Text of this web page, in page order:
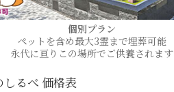
個別プラン
ペットを含め最大3霊まで埋葬可能
永代に亘りこの場所でご供養されます
るべ 価格表